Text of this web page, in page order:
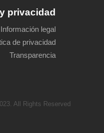
privacidad
Información legal
de privacidad
Transparencia
All Rights Reserved